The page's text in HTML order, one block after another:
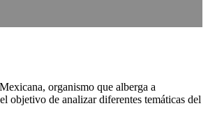
organismo que alberga a
objetivo de analizar diferentes temáticas del